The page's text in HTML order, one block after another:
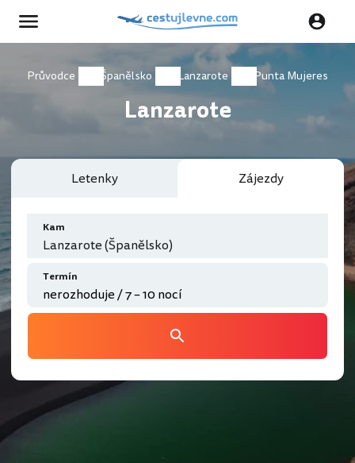
Průvodce Španělsko Lanzarote Punta Mujeres
Lanzarote
Letenky Zájezdy
Kam
Lanzarote (Španělsko)
Termín